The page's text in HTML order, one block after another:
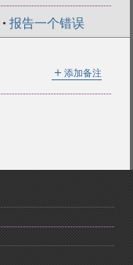
• 报告一个错误
＋ 添加备注